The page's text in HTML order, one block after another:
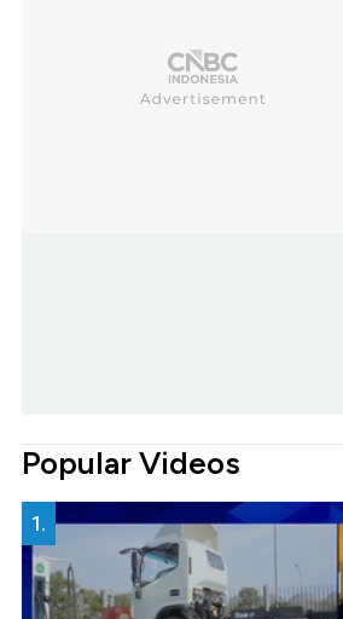
Popular Videos
1.